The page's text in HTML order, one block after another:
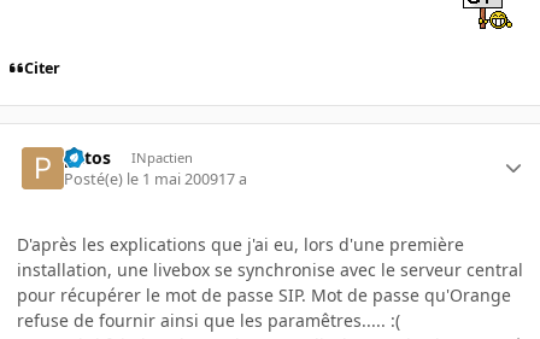
Citer
patos INpactien
Posté(e) le 1 mai 200917 a
D'après les explications que j'ai eu, lors d'une première
installation, une livebox se synchronise avec le serveur central
pour récupérer le mot de passe SIP. Mot de passe qu'Orange
refuse de fournir ainsi que les paramêtres..... :(